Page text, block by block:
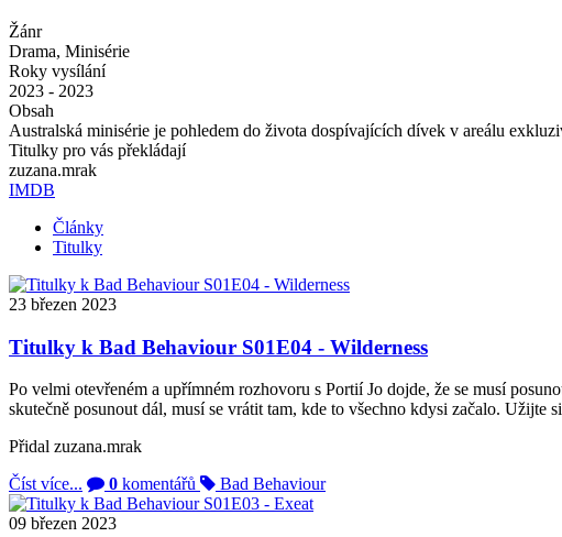
Žánr
Drama, Minisérie
Roky vysílání
2023 - 2023
Obsah
Australská minisérie je pohledem do života dospívajících dívek v areálu
Titulky pro vás překládají
zuzana.mrak
IMDB
Články
Titulky
23 březen 2023
Titulky k Bad Behaviour S01E04 - Wilderness
Po velmi otevřeném a upřímném rozhovoru s Portií Jo dojde, že se musí
skutečně posunout dál, musí se vrátit tam, kde to všechno kdysi začalo.
Přidal zuzana.mrak
Číst více...
0 komentářů Bad Behaviour
09 březen 2023